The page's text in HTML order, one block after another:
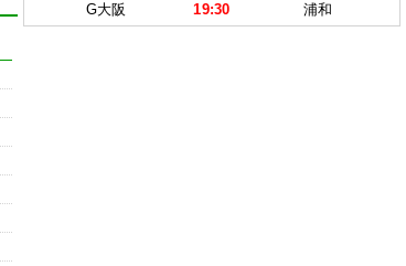
G大阪
19:30 浦和